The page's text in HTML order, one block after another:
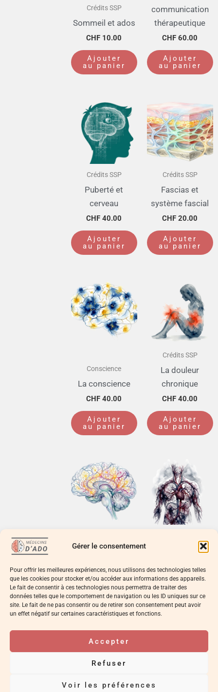
Gérer le consentement
Pour offrir les meilleures expériences, nous utilisons des technologies telles
que les cookies pour stocker et/ou accéder aux informations des appareils.
Le fait de consentir à ces technologies nous permettra de traiter des
données telles que le comportement de navigation ou les ID uniques sur ce
site. Le fait de ne pas consentir ou de retirer son consentement peut avoir
un effet négatif sur certaines caractéristiques et fonctions.
Accepter
Refuser
Voir les préférences
Crédits SSP
Sommeil et ados
CHF 10.00
Ajouter
au panier
communication
thérapeutique
CHF 60.00
Ajouter
au panier
Crédits SSP
Puberté et
cerveau
CHF 40.00
Ajouter
au panier
Crédits SSP
Fascias et
système fascial
CHF 20.00
Ajouter
au panier
Conscience
La conscience
CHF 40.00
Ajouter
au panier
Crédits SSP
La douleur
chronique
CHF 40.00
Ajouter
au panier
Crédits SSP
cognitives
CHF20.00
Ajouter
Les troubles
stress
CHF20.00
Y Contact :
Conditions © Médecins d’Ado,